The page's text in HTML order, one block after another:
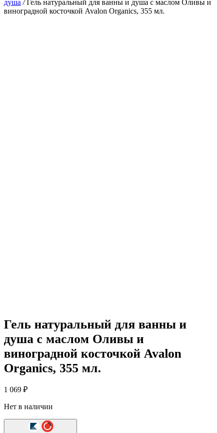
душа / Гель натуральный для ванны и душа с маслом Оливы и
виноградной косточкой Avalon Organics, 355 мл.
Гель натуральный для ванны и
душа с маслом Оливы и
виноградной косточкой Avalon
Organics, 355 мл.
1 069 ₽
Нет в наличии